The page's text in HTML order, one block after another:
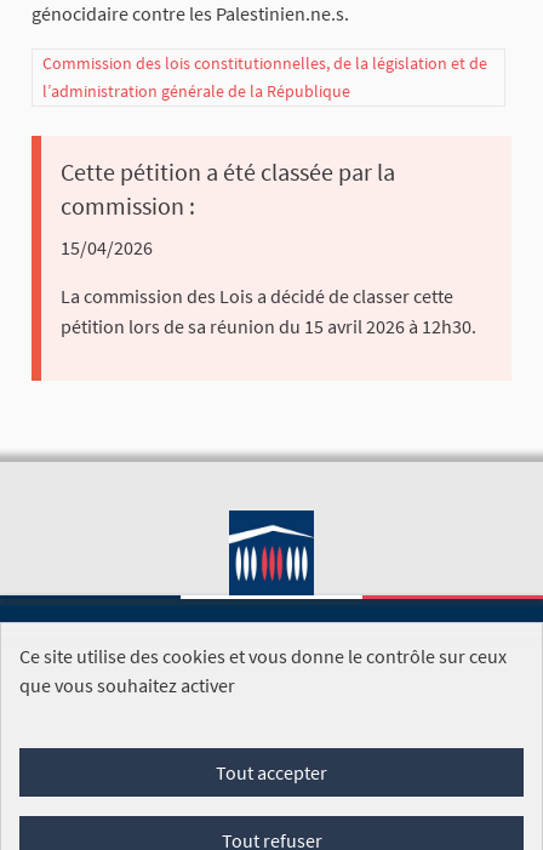
génocidaire contre les Palestinien.ne.s.
Commission des lois constitutionnelles, de la législation et de
l’administration générale de la République
Cette pétition a été classée par la
commission :
15/04/2026
La commission des Lois a décidé de classer cette
pétition lors de sa réunion du 15 avril 2026 à 12h30.
SITE DE L'ASSEMBLÉE NATIONALE
Foire aux questions
Conditions générales d'utilisation (CGU)
Mentions légales
Cookies
Ce site utilise des cookies et vous donne le contrôle sur ceux
que vous souhaitez activer
Tout accepter
Tout refuser